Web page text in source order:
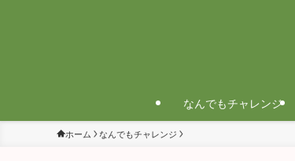
なんでもチャレンジ
ホーム なんでもチャレンジ